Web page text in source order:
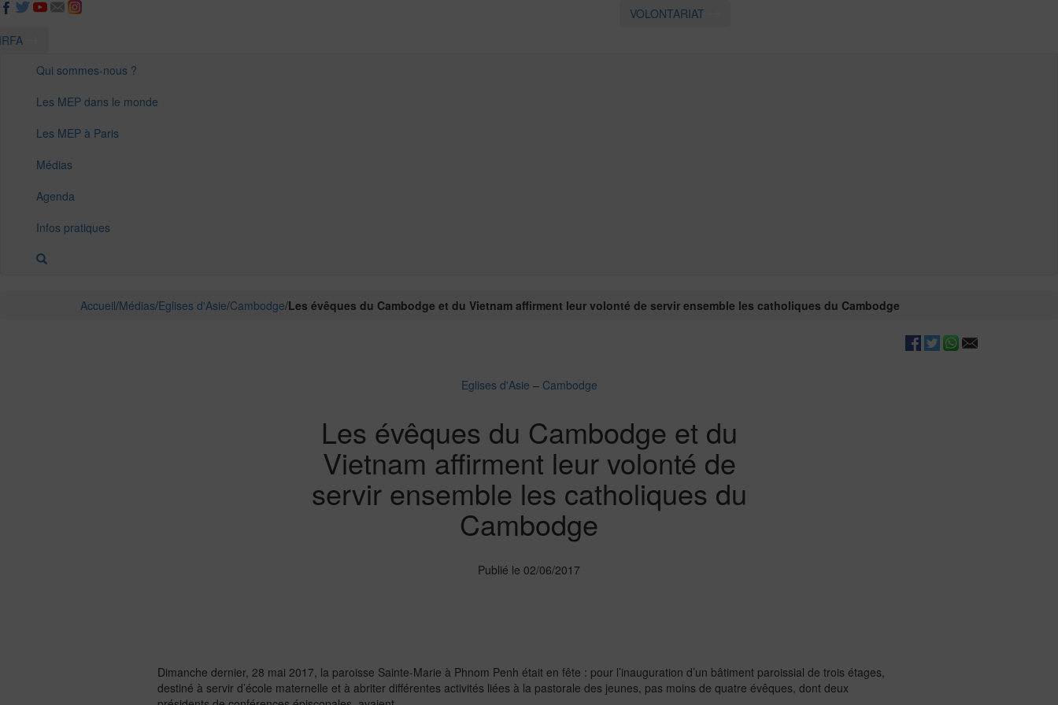
VOLONTARIAT
Qui sommes-nous ?
Les MEP dans le monde
Les MEP à Paris
Médias
Agenda
Infos pratiques
Accueil/Médias/Eglises d'Asie/Cambodge/Les évêques du Cambodge et du Vietnam affirment leur volonté de servir ensemble les catholiques du Cambodge
Eglises d'Asie – Cambodge
Les évêques du Cambodge et du
Vietnam affirment leur volonté de
servir ensemble les catholiques du
Cambodge
Publié le 02/06/2017
Dimanche dernier, 28 mai 2017, la paroisse Sainte-Marie à Phnom Penh était en fête : pour l’inauguration d’un bâtiment paroissial de trois étages,
destiné à servir d’école maternelle et à abriter différentes activités liées à la pastorale des jeunes, pas moins de quatre évêques, dont deux